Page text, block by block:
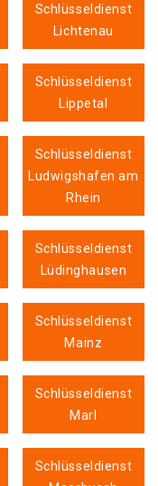
Schlüsseldienst
Lichtenau
Schlüsseldienst
Lippetal
Schlüsseldienst
Ludwigshafen am
Rhein
Schlüsseldienst
Lüdinghausen
Schlüsseldienst
Mainz
Schlüsseldienst
Marl
Schlüsseldienst